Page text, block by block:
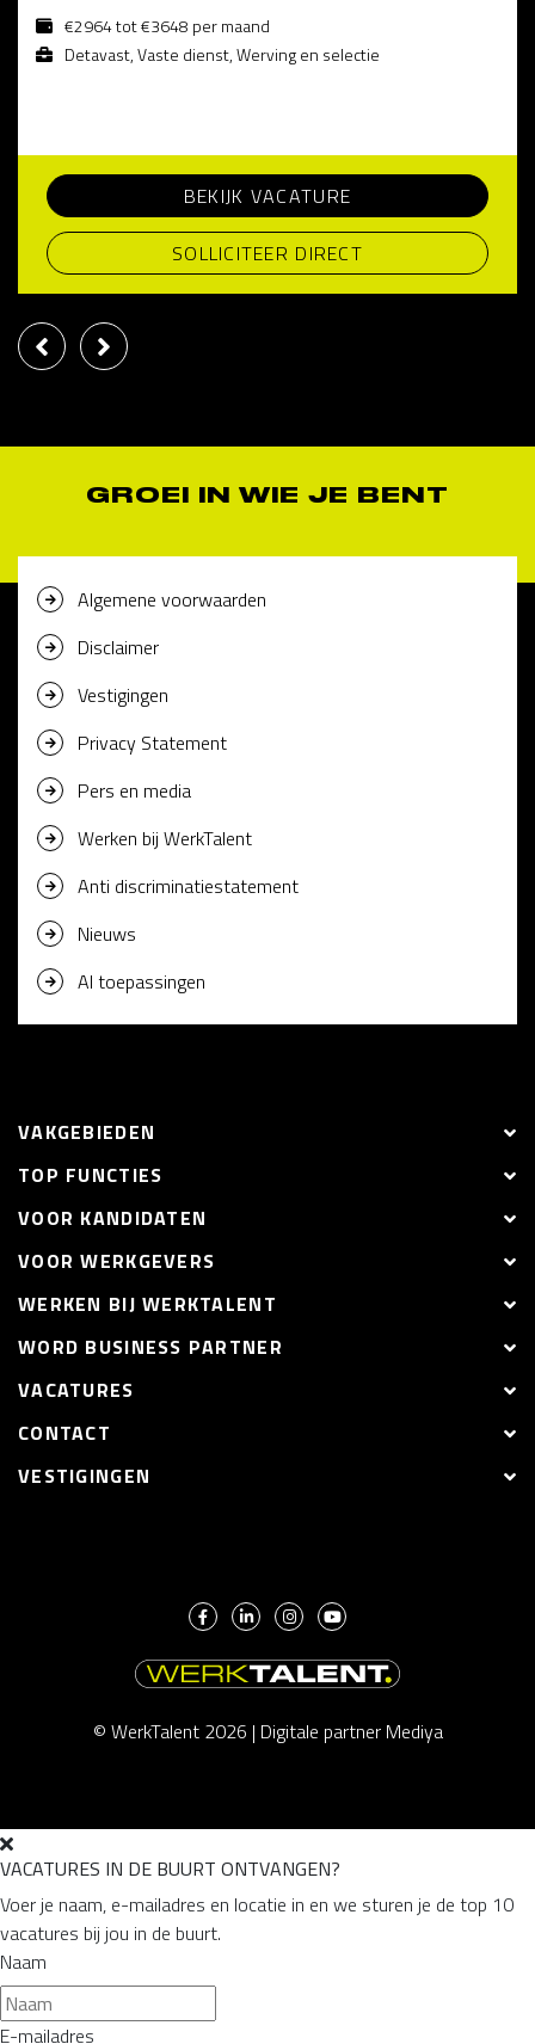
€2964 tot €3648 per maand
Detavast, Vaste dienst, Werving en selectie
BEKIJK VACATURE
SOLLICITEER DIRECT
GROEI IN WIE JE BENT
Algemene voorwaarden
Disclaimer
Vestigingen
Privacy Statement
Pers en media
Werken bij WerkTalent
Anti discriminatiestatement
Nieuws
AI toepassingen
VAKGEBIEDEN
TOP FUNCTIES
VOOR KANDIDATEN
VOOR WERKGEVERS
WERKEN BIJ WERKTALENT
WORD BUSINESS PARTNER
VACATURES
CONTACT
VESTIGINGEN
© WerkTalent 2026 | Digitale partner Mediya
VACATURES IN DE BUURT ONTVANGEN?
Voer je naam, e-mailadres en locatie in en we sturen je de top 10
vacatures bij jou in de buurt.
Naam
E-mailadres